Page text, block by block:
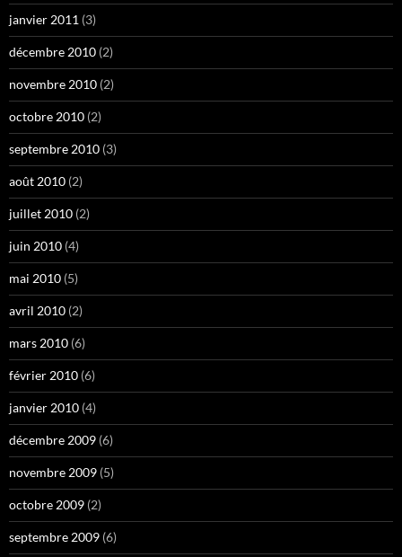
janvier 2011 (3)
décembre 2010 (2)
novembre 2010 (2)
octobre 2010 (2)
septembre 2010 (3)
août 2010 (2)
juillet 2010 (2)
juin 2010 (4)
mai 2010 (5)
avril 2010 (2)
mars 2010 (6)
février 2010 (6)
janvier 2010 (4)
décembre 2009 (6)
novembre 2009 (5)
octobre 2009 (2)
septembre 2009 (6)